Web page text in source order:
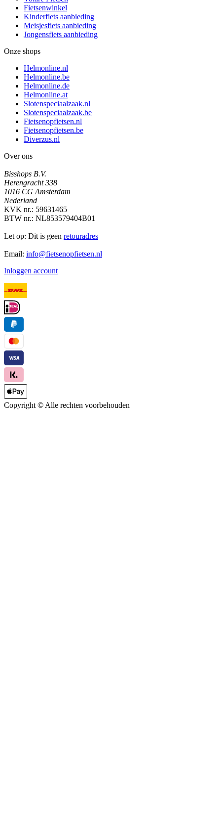
Fietsenwinkel
Kinderfiets aanbieding
Meisjesfiets aanbieding
Jongensfiets aanbieding
Onze shops
Helmonline.nl
Helmonline.be
Helmonline.de
Helmonline.at
Slotenspeciaalzaak.nl
Slotenspeciaalzaak.be
Fietsenopfietsen.nl
Fietsenopfietsen.be
Diverzus.nl
Over ons
Bisshops B.V.
Herengracht 338
1016 CG Amsterdam
Nederland
KVK nr.: 59631465
BTW nr.: NL853579404B01
Let op: Dit is geen retouradres
Email: info@fietsenopfietsen.nl
Inloggen account
Copyright © Alle rechten voorbehouden